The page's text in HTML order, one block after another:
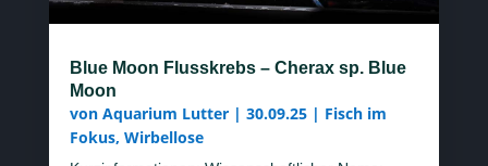
Blue Moon Flusskrebs – Cherax sp. Blue
Moon
von Aquarium Lutter| 30.09.25| Fisch im
Fokus, Wirbellose